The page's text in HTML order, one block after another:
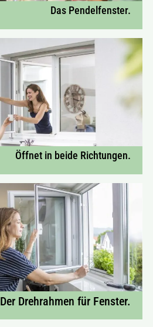
Das Pendelfenster.
Öffnet in beide Richtungen.
Der Drehrahmen für Fenster.